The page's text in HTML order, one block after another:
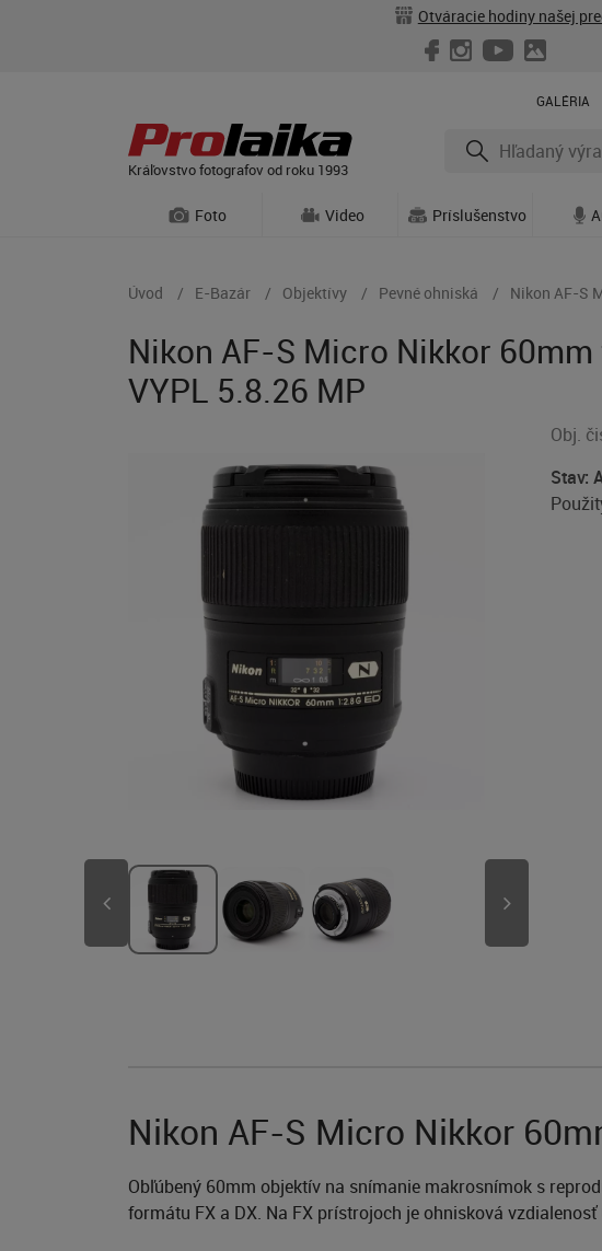
Otváracie hodiny našej
GALÉRIA
Kráľovstvo fotografov od roku 1993
Foto Video Príslušenstvo
Úvod E-Bazár Objektívy Pevné ohniská Nikon AF-S
Nikon AF-S Micro Nikkor
VYPL 5.8.26 MP
Obj.
Stav:
Nikon AF-S Micro Nikkor
Obľúbený 60mm objektív na snímanie makrosnímok s
formátu FX a DX. Na FX prístrojoch je ohnisková